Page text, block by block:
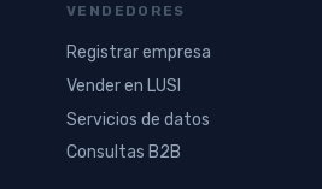
VENDEDORES
Registrar empresa
Vender en LUSI
Servicios de datos
Consultas B2B